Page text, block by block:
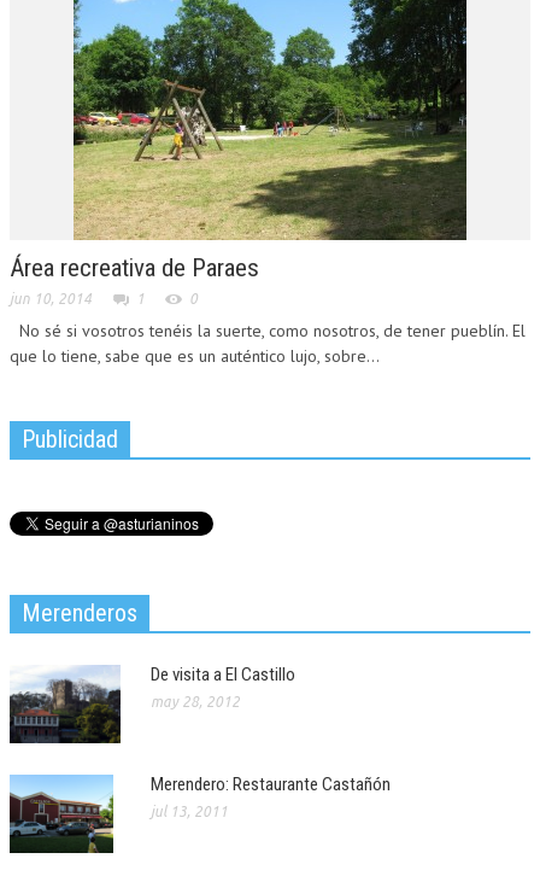
Área recreativa de Paraes
jun 10, 2014 1 0
No sé si vosotros tenéis la suerte, como nosotros, de tener pueblín. El
que lo tiene, sabe que es un auténtico lujo, sobre...
Publicidad
Merenderos
De visita a El Castillo
may 28, 2012
Merendero: Restaurante Castañón
jul 13, 2011